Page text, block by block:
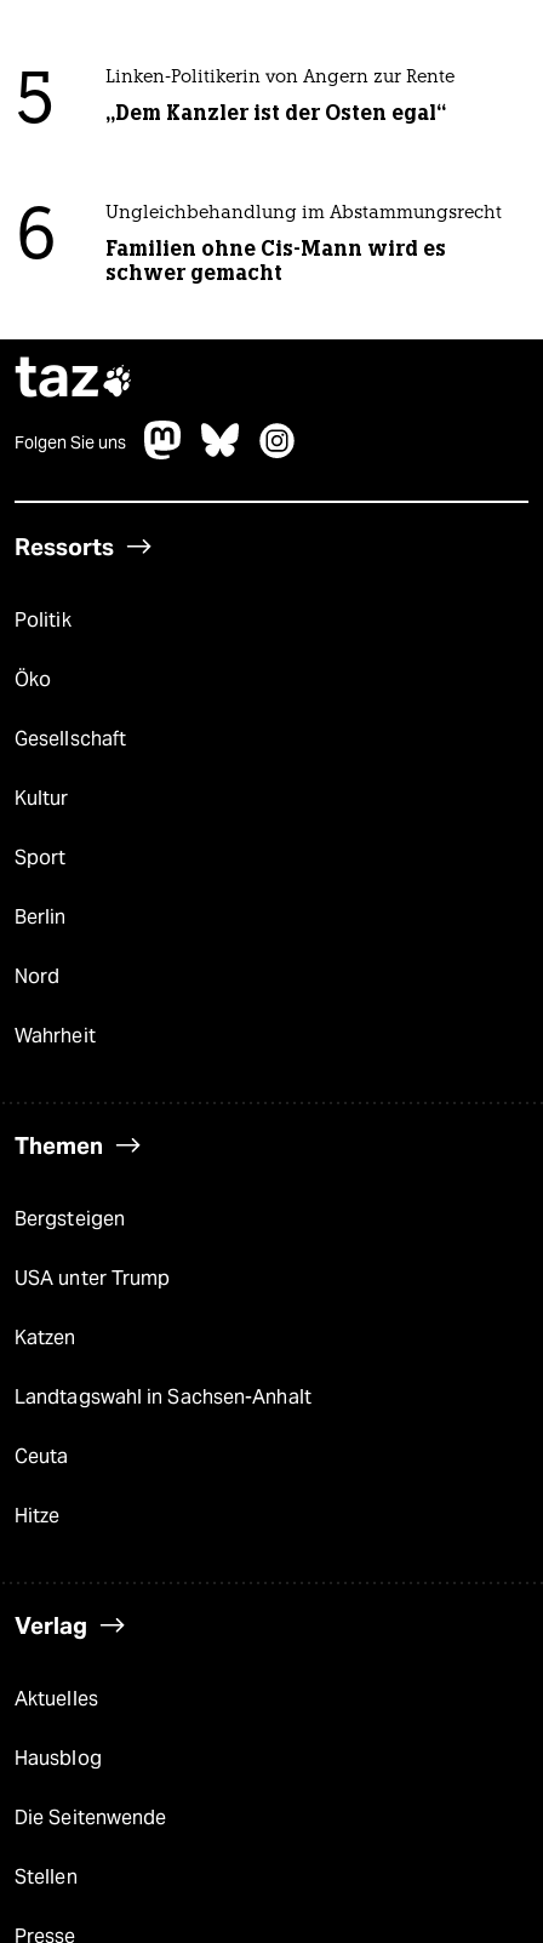
5
Linken-Politikerin von Angern zur Rente
„Dem Kanzler ist der Osten egal“
6 Ungleichbehandlung im Abstammungsrecht
Familien ohne Cis-Mann wird es
schwer gemacht
taz
Folgen Sie uns
Ressorts
Politik
Öko
Gesellschaft
Kultur
Sport
Berlin
Nord
Wahrheit
Themen
Bergsteigen
USA unter Trump
Katzen
Landtagswahl in Sachsen-Anhalt
Ceuta
Hitze
Verlag
Aktuelles
Hausblog
Die Seitenwende
Stellen
Presse